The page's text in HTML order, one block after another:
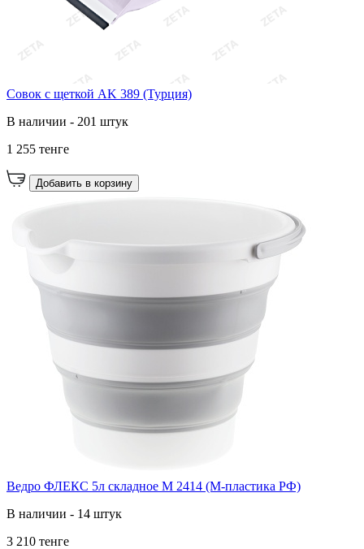
Совок с щеткой AK 389 (Турция)
В наличии - 201 штук
1 255 тенге
Добавить в корзину
Ведро ФЛЕКС 5л складное М 2414 (М-пластика РФ)
В наличии - 14 штук
3 210 тенге